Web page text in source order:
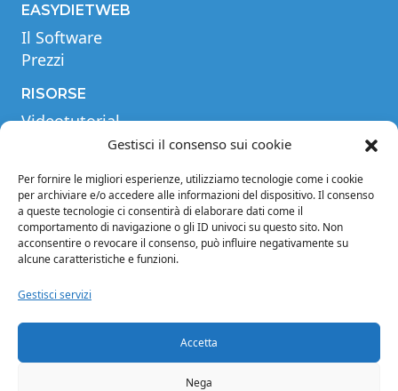
Gestisci il consenso sui cookie
Per fornire le migliori esperienze, utilizziamo tecnologie come i cookie
per archiviare e/o accedere alle informazioni del dispositivo. Il consenso
a queste tecnologie ci consentirà di elaborare dati come il
comportamento di navigazione o gli ID univoci su questo sito. Non
acconsentire o revocare il consenso, può influire negativamente su
alcune caratteristiche e funzioni.
Gestisci servizi
Accetta
Nega
EASYDIETWEB
Il Software
Prezzi
RISORSE
Videotutorial
Tabella comparativa
Glossario
INFORMAZIONI
Note legali
Condizioni di vendita
Cookie Policy (EU)